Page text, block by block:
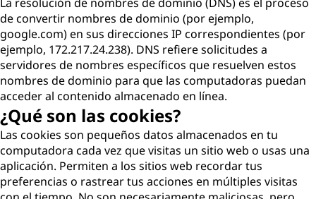
de convertir nombres de dominio (por ejemplo,
google.com) en sus direcciones IP correspondientes (por
ejemplo, 172.217.24.238). DNS refiere solicitudes a
servidores de nombres específicos que resuelven estos
nombres de dominio para que las computadoras puedan
acceder al contenido almacenado en línea.
¿Qué son las cookies?
Las cookies son pequeños datos almacenados en tu
computadora cada vez que visitas un sitio web o usas una
aplicación. Permiten a los sitios web recordar tus
preferencias o rastrear tus acciones en múltiples visitas